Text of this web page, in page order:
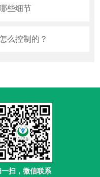
些细节
么控制的？
一扫，微信联系